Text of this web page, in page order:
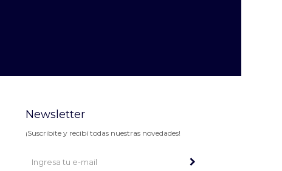
Newsletter
¡Suscribite y recibí todas nuestras novedades!